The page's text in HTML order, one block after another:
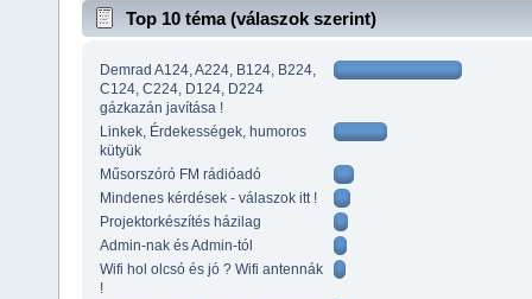
Top 10 téma (válaszok szerint)
Demrad A124, A224, B124, B224,
C124, C224, D124, D224
gázkazán javítása !
Linkek, Érdekességek, humoros
kütyük
Műsorszóró FM rádióadó
Mindenes kérdések - válaszok itt !
Projektorkészítés házilag
Admin-nak és Admin-tól
Wifi hol olcsó és jó ? Wifi antennák
!